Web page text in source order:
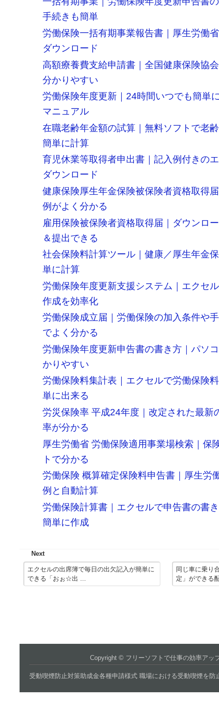
手続きも簡単
労働保険一括有期事業報告書｜厚生労働
ダウンロード
高額療養費支給申請書｜全国健康保険協
分かりやすい
労働保険年度更新｜24時間いつでも簡単
マニュアル
在職老齢年金額の試算｜無料ソフトで老
簡単に計算
育児休業等取得者申出書｜記入例付きの
ダウンロード
健康保険厚生年金保険被保険者資格取得
例がよく分かる
雇用保険被保険者資格取得届｜ダウンロ
＆提出できる
社会保険料計算ツール｜健康／厚生年金
単に計算
労働保険年度更新支援システム｜エクセ
作成を効率化
労働保険成立届｜労働保険の加入条件や
でよく分かる
労働保険年度更新申告書の書き方｜パソ
かりやすい
労働保険料集計表｜エクセルで労働保険
単に出来る
労災保険率 平成24年度｜改定された最新
率が分かる
厚生労働省 労働保険適用事業場検索｜保
トで分かる
労働保険 概算確定保険料申告書｜厚生労
例と自動計算
労働保険計算書｜エクセルで申告書の書
簡単に作成
Next
エクセルの出席簿で毎日の出欠記入が簡単に
できる「おぉ☆出 ...
同じ車に乗り
定」ができる
Copyright © フリーソフトで仕事の効率アッ
受動喫煙防止対策助成金各種申請様式 職場における受動喫煙を防